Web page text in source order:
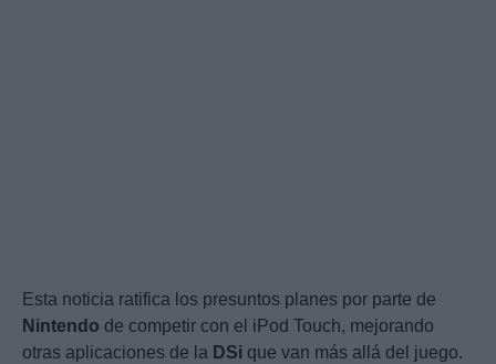
Esta noticia ratifica los presuntos planes por parte de
Nintendo de competir con el iPod Touch, mejorando
otras aplicaciones de la DSi que van más allá del juego.